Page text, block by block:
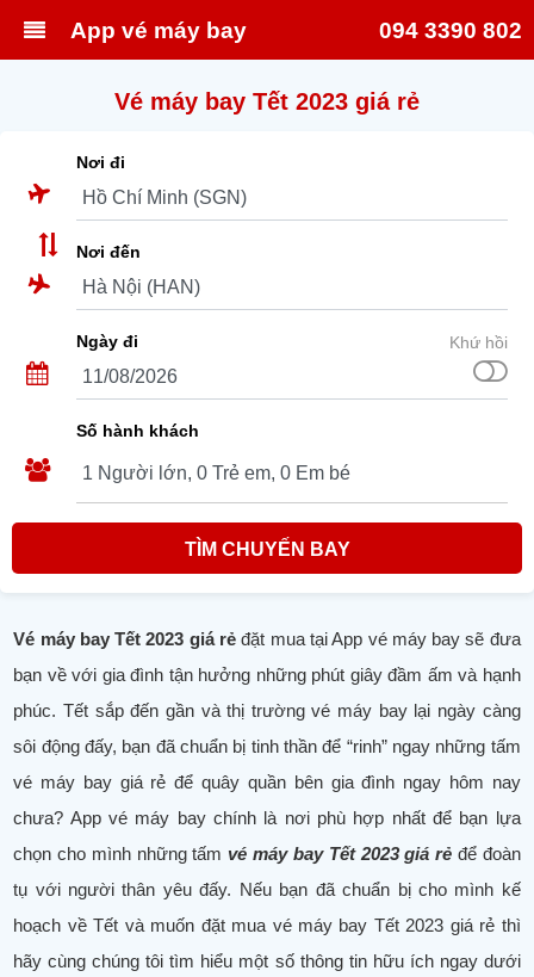
App vé máy bay 094 3390 802
Vé máy bay Tết 2023 giá rẻ
Nơi đi
Nơi đến
Ngày đi Khứ hồi
Số hành khách
TÌM CHUYẾN BAY
Vé máy bay Tết 2023 giá rẻ đặt mua tại App vé máy bay sẽ đưa
bạn về với gia đình tận hưởng những phút giây đầm ấm và hạnh
phúc. Tết sắp đến gần và thị trường vé máy bay lại ngày càng
sôi động đấy, bạn đã chuẩn bị tinh thần để “rinh” ngay những tấm
vé máy bay giá rẻ để quây quần bên gia đình ngay hôm nay
chưa? App vé máy bay chính là nơi phù hợp nhất để bạn lựa
chọn cho mình những tấm vé máy bay Tết 2023 giá rẻ để đoàn
tụ với người thân yêu đấy. Nếu bạn đã chuẩn bị cho mình kế
hoạch về Tết và muốn đặt mua vé máy bay Tết 2023 giá rẻ thì
hãy cùng chúng tôi tìm hiểu một số thông tin hữu ích ngay dưới